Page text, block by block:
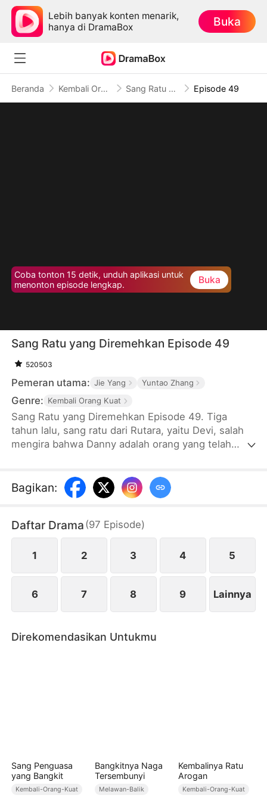
Lebih banyak konten menarik,
hanya di DramaBox
Buka
Beranda Kembali Orang Kuat Sang Ratu yang Diremehkan Episode 49
Coba tonton 15 detik, unduh aplikasi untuk
menonton episode lengkap.
Buka
Sang Ratu yang Diremehkan Episode 49
520503
Pemeran utama: Jie Yang Yuntao Zhang
Genre: Kembali Orang Kuat
Sang Ratu yang Diremehkan Episode 49. Tiga
tahun lalu, sang ratu dari Rutara, yaitu Devi, salah
mengira bahwa Danny adalah orang yang telah
tahun, Devi membantu Danny masuk ke
perusahaan yang berkuasa. Bahkan, Devi membuat
perusahaan kepada Danny. Namun, ternyata Danny
bukanlah pria bijaksana yang bisa dipercaya. Danny
malah melemparkan selembar surat perceraian
Bagikan:
Daftar Drama (97 Episode)
1 2 3 4 5
6 7 8 9 Lainnya
Direkomendasikan Untukmu
Sang Penguasa
yang Bangkit
Kembali-Orang-Kuat
Bangkitnya Naga
Tersembunyi
Melawan-Balik
Kembalinya Ratu
Arogan
Kembali-Orang-Kuat